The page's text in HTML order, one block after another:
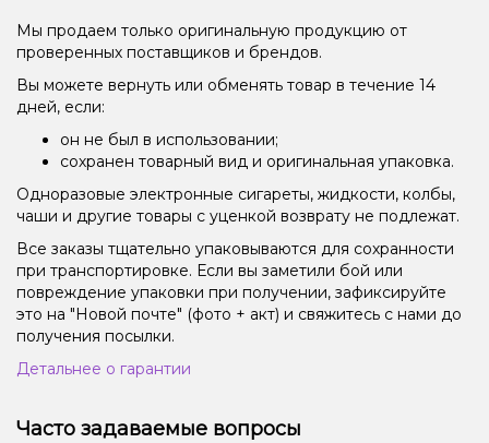
Мы продаем только оригинальную продукцию от
проверенных поставщиков и брендов.
Вы можете вернуть или обменять товар в течение 14
дней, если:
он не был в использовании;
сохранен товарный вид и оригинальная упаковка.
Одноразовые электронные сигареты, жидкости, колбы,
чаши и другие товары с уценкой возврату не подлежат.
Все заказы тщательно упаковываются для сохранности
при транспортировке. Если вы заметили бой или
повреждение упаковки при получении, зафиксируйте
это на "Новой почте" (фото + акт) и свяжитесь с нами до
получения посылки.
Детальнее о гарантии
Часто задаваемые вопросы